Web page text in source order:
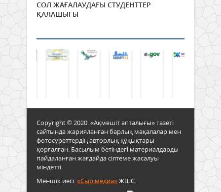
СОЛ ЖАҒАЛАУДАҒЫ СТУДЕНТТЕР
ҚАЛАШЫҒЫ
Copyright © 2020. «Ақмешіт апталығы» газеті
сайтында жарияланған барлық мақалалар мен
фотосуреттердің авторлық құқықтары
қорғалған. Басылым бетіндегі материалдарды
пайдаланған жағдайда сілтеме жасалуы
міндетті.
Меншік иесі:«Сыр медиа»ЖШС.